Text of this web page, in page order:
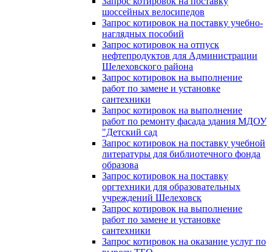
шоссейных велосипедов
Запрос котировок на поставку учебно-
наглядных пособий
Запрос котировок на отпуск
нефтепродуктов для Администрации
Шелеховского района
Запрос котировок на выполнение
работ по замене и установке
сантехники
Запрос котировок на выполнение
работ по ремонту фасада здания МДОУ
"Детский сад
Запрос котировок на поставку учебной
литературы для библиотечного фонда
образова
Запрос котировок на поставку
оргтехники для образовательных
учреждений Шелеховск
Запрос котировок на выполнение
работ по замене и установке
сантехники
Запрос котировок на оказание услуг по